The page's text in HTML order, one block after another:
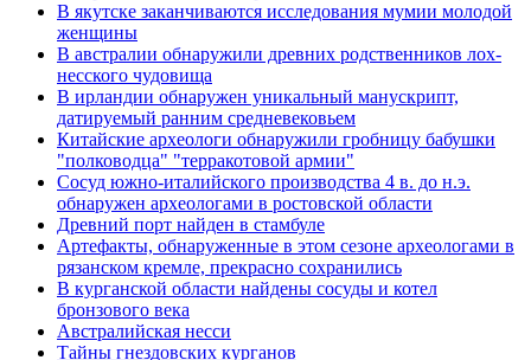
В якутске заканчиваются исследования мумии молодой
женщины
В австралии обнаружили древних родственников лох-
несского чудовища
В ирландии обнаружен уникальный манускрипт,
датируемый ранним средневековьем
Китайские археологи обнаружили гробницу бабушки
"полководца" "терракотовой армии"
Сосуд южно-италийского производства 4 в. до н.э.
обнаружен археологами в ростовской области
Древний порт найден в стамбуле
Артефакты, обнаруженные в этом сезоне археологами в
рязанском кремле, прекрасно сохранились
В курганской области найдены сосуды и котел
бронзового века
Австралийская несси
Тайны гнездовских курганов